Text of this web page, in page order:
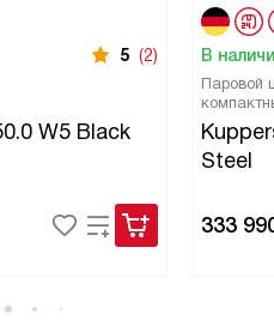
улучшить свои навыки
процесс более удобным и
5 (2)
W5 Black
В
Паровой
Steel
333